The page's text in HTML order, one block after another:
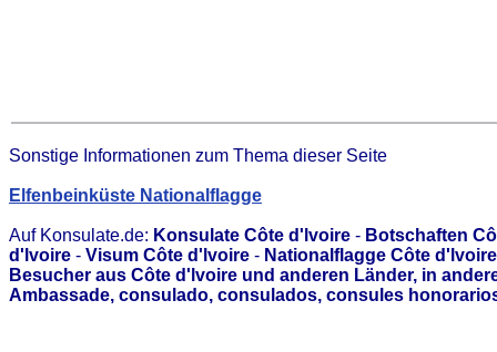
Sonstige Informationen zum Thema dieser Seite
Elfenbeinküste Nationalflagge
Auf Konsulate.de: Konsulate Côte d'lvoire - Botschaften
d'lvoire - Visum Côte d'lvoire - Nationalflagge Côte d'lvoire
Besucher aus Côte d'lvoire und anderen Länder, in
Ambassade, consulado, consulados, consules